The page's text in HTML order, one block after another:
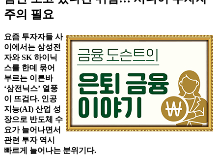
주의 필요
요즘 투자자들 사
이에서는 삼성전
자와 SK 하이닉
스를 한데 묶어
부르는 이른바
‘삼전닉스’ 열풍
이 뜨겁다. 인공
지능(AI) 산업 성
장으로 반도체 수
요가 늘어나면서
관련 투자 역시
빠르게 늘어나는 분위기다.